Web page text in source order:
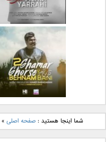
دانلود آهنگ جدید مهدی
یراحی بنام اسرار
دانلود آهنگ جدید بهنام
بانی بنام قرص قمر 2شما اینجا هستید :صفحه اصلی »